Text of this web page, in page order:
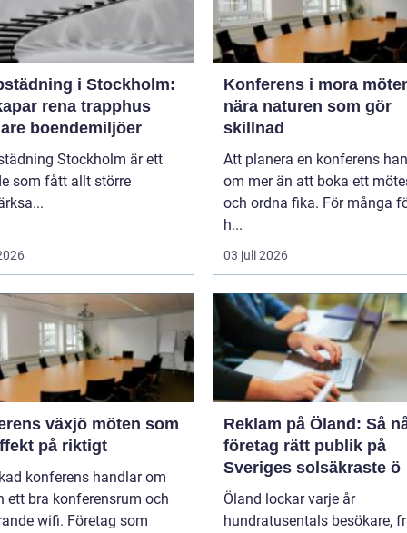
i Stockholm:
rena trapphus
boendemiljöer
Stockholm är ett
som fått allt större
Konferens i mora möten
nära naturen som gör
skillnad
Att planera en konferens
om mer än att boka ett
och ordna fika. För många
h...
03 juli 2026
växjö möten som
på riktigt
konferens handlar om
ett bra konferensrum och
wifi. Företag som
Reklam på Öland: Så
företag rätt publik på
Sveriges solsäkraste ö
Öland lockar varje år
hundratusentals besökare,